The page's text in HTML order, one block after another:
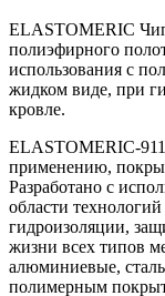
ELASTOMERIC
полиэфирного
использования с
жидком виде, при
кровле.
ELASTOMERIC-911
применению,
Разработано c
области
гидроизоляции,
жизни всех типов
алюминиевые,
полимерным